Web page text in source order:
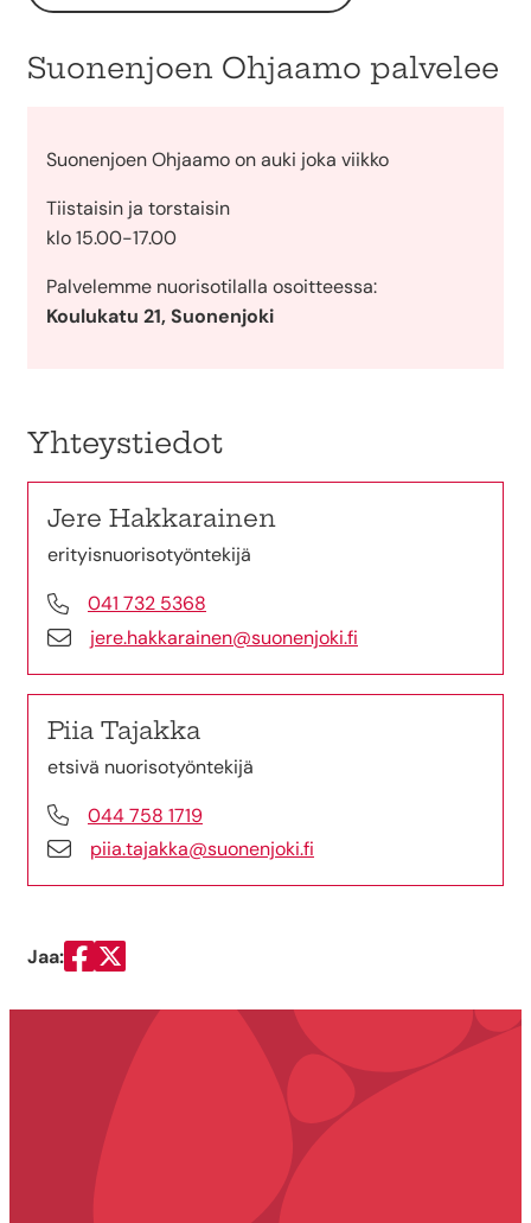
Suonenjoen Ohjaamo palvelee
Suonenjoen Ohjaamo on auki joka viikko
Tiistaisin ja torstaisin
klo 15.00-17.00
Palvelemme nuorisotilalla osoitteessa:
Koulukatu 21, Suonenjoki
Yhteystiedot
Jere Hakkarainen
erityisnuorisotyöntekijä
041 732 5368
jere.hakkarainen@suonenjoki.fi
Piia Tajakka
etsivä nuorisotyöntekijä
044 758 1719
piia.tajakka@suonenjoki.fi
Jaa:
Jaa Facebookissa
Jaa Twitterissä